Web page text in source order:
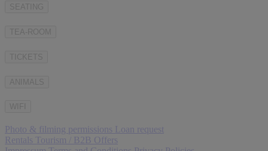
SEATING
TEA-ROOM
TICKETS
ANIMALS
WIFI
Photo & filming permissions Loan request
Rentals Tourism / B2B Offers